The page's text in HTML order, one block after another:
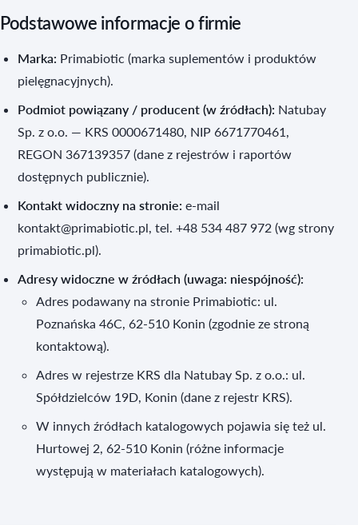
Podstawowe informacje o firmie
Marka: Primabiotic (marka suplementów i produktów
pielęgnacyjnych).
Podmiot powiązany / producent (w źródłach): Natubay
Sp. z o.o. — KRS 0000671480, NIP 6671770461,
REGON 367139357 (dane z rejestrów i raportów
dostępnych publicznie).
Kontakt widoczny na stronie: e-mail
kontakt@primabiotic.pl, tel. +48 534 487 972 (wg strony
primabiotic.pl).
Adresy widoczne w źródłach (uwaga: niespójność):
Adres podawany na stronie Primabiotic: ul.
Poznańska 46C, 62-510 Konin (zgodnie ze stroną
kontaktową).
Adres w rejestrze KRS dla Natubay Sp. z o.o.: ul.
Spółdzielców 19D, Konin (dane z rejestr KRS).
W innych źródłach katalogowych pojawia się też ul.
Hurtowej 2, 62-510 Konin (różne informacje
występują w materiałach katalogowych).